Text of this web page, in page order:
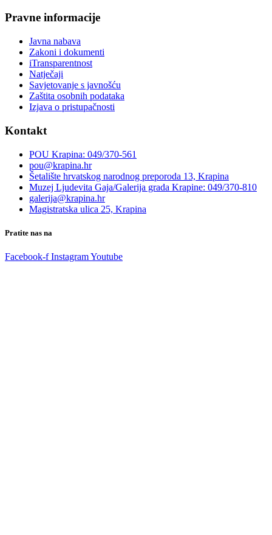
Pravne informacije
Javna nabava
Zakoni i dokumenti
iTransparentnost
Natječaji
Savjetovanje s javnošću
Zaštita osobnih podataka
Izjava o pristupačnosti
Kontakt
POU Krapina: 049/370-561
pou@krapina.hr
Šetalište hrvatskog narodnog preporoda 13, Krapina
Muzej Ljudevita Gaja/Galerija grada Krapine: 049/370-810
galerija@krapina.hr
Magistratska ulica 25, Krapina
Pratite nas na
Facebook-f InstagramYoutube